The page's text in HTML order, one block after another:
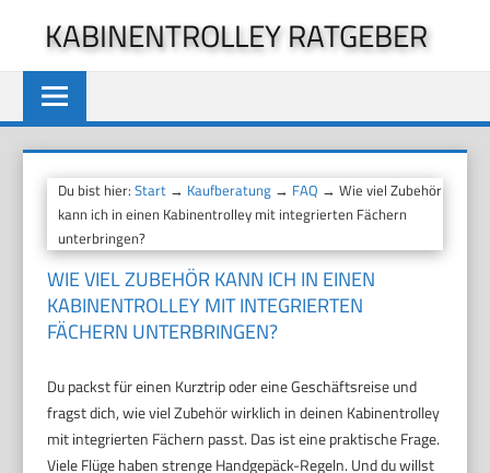
springen
KABINENTROLLEY RATGEBER
Du bist hier:Start → Kaufberatung → FAQ → Wie viel Zubehör
kann ich in einen Kabinentrolley mit integrierten Fächern
unterbringen?
WIE VIEL ZUBEHÖR KANN ICH IN EINEN
KABINENTROLLEY MIT INTEGRIERTEN
FÄCHERN UNTERBRINGEN?
Du packst für einen Kurztrip oder eine Geschäftsreise und
fragst dich, wie viel Zubehör wirklich in deinen Kabinentrolley
mit integrierten Fächern passt. Das ist eine praktische Frage.
Viele Flüge haben strenge Handgepäck-Regeln. Und du willst